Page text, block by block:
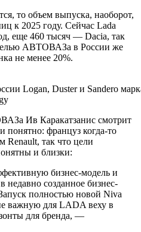
то объем выпуска, наоборот,
к 2025 году. Сейчас Lada
еще 460 тысяч — Dacia, так
АВТОВАЗа в России же
не менее 20%.
Logan, Duster и Sandero
Ив Каракатзанис смотрит
понятно: француз когда-то
так что цели
и близки:
бизнес-модель и
недавно созданное бизнес-
полностью новой Niva
важную для LADA веху в
для бренда, —